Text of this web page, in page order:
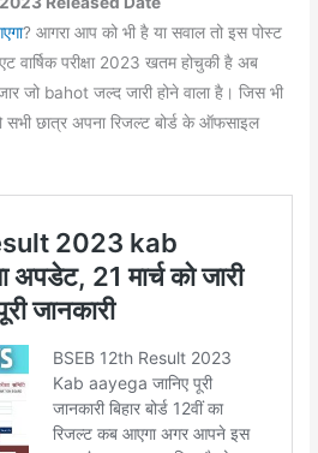
? आगरा आप को भी है या सवाल तो इस पोस्ट
वार्षिक परीक्षा 2023 खतम होचुकी है अब
जो bahot जल्द जारी होने वाला है। जिस भी
सभी छात्र अपना रिजल्ट बोर्ड के ऑफसाइल